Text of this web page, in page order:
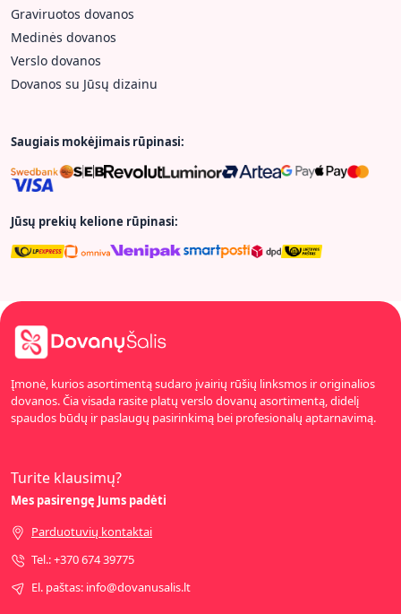
Graviruotos dovanos
Medinės dovanos
Verslo dovanos
Dovanos su Jūsų dizainu
Saugiais mokėjimais rūpinasi:
Jūsų prekių kelione rūpinasi:
Įmonė, kurios asortimentą sudaro įvairių rūšių linksmos ir originalios
dovanos. Čia visada rasite platų verslo dovanų asortimentą, didelį
spaudos būdų ir paslaugų pasirinkimą bei profesionalų aptarnavimą.
Turite klausimų?
Mes pasirengę Jums padėti
Parduotuvių kontaktai
Tel.: +370 674 39775
El. paštas: info@dovanusalis.lt